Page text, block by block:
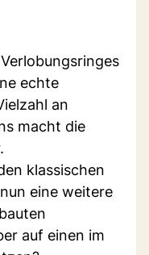
echte
an
macht die
klassischen
eine weitere
auf einen im